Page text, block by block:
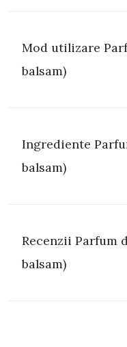
Mod utilizare
balsam)
Ingrediente
balsam)
Recenzii Parfum
balsam)